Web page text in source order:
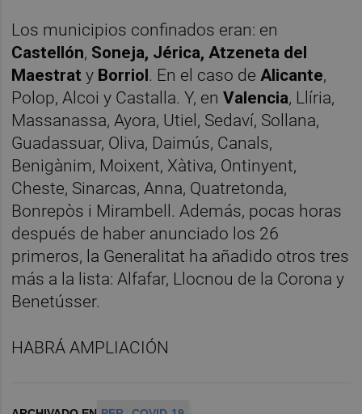
Los municipios confinados eran: en
Castellón, Soneja, Jérica, Atzeneta del
Maestraty Borriol. En el caso deAlicante,
Polop, Alcoi y Castalla. Y, enValencia, Llíria,
Massanassa, Ayora, Utiel, Sedaví, Sollana,
Guadassuar, Oliva, Daimús, Canals,
Benigànim, Moixent, Xàtiva, Ontinyent,
Cheste, Sinarcas, Anna, Quatretonda,
Bonrepòs i Mirambell. Además, pocas horas
después de haber anunciado los 26
primeros, la Generalitat ha añadido otros tres
más a la lista: Alfafar, Llocnou de la Corona y
Benetússer.
HABRÁ AMPLIACIÓN